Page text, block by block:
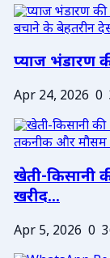
प्याज भंडारण
Apr 24, 2026 0
खेती-किसानी
खरीद...
Apr 5, 2026 0